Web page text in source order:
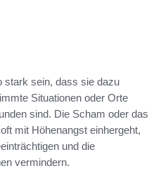
stark sein, dass sie dazu
Situationen oder Orte
sind. Die Scham oder das
mit Höhenangst einhergeht,
und die
vermindern.